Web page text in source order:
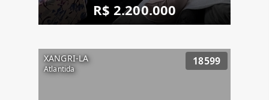
R$ 2.200.000
XANGRI-LA
Atlantida
18599